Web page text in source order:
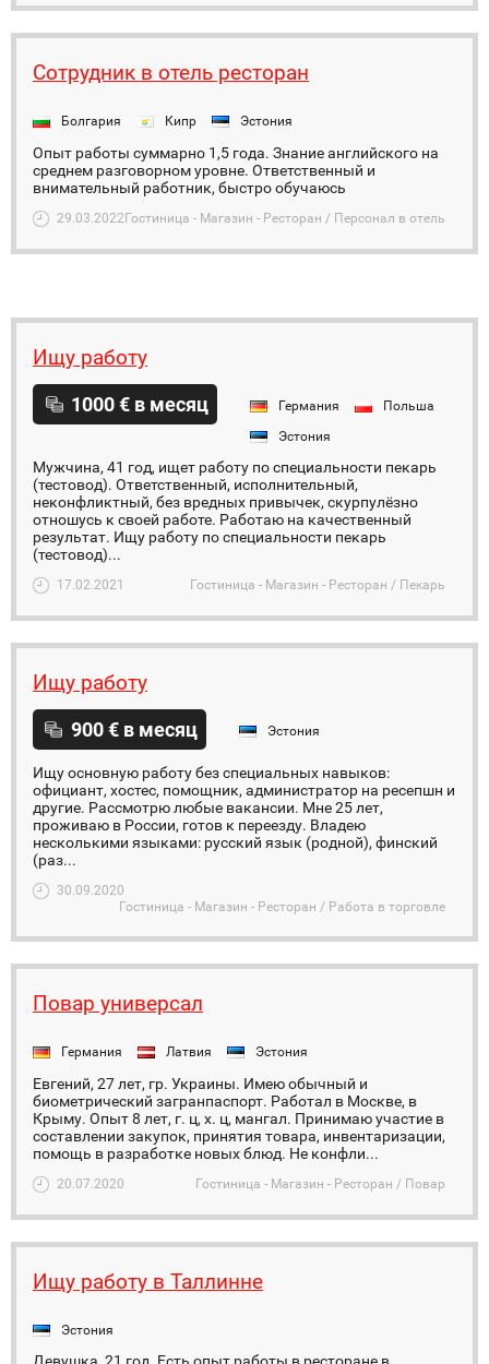
Сотрудник в отель ресторан
Болгария Кипр Эстония
Опыт работы суммарно 1,5 года. Знание английского на
среднем разговорном уровне. Ответственный и
внимательный работник, быстро обучаюсь
29.03.2022 Гостиница - Магазин - Ресторан / Персонал в отель
Ищу работу
1000 € в месяц Германия
Польша
Эстония
Мужчина, 41 год, ищет работу по специальности пекарь
(тестовод). Ответственный, исполнительный,
неконфликтный, без вредных привычек, скурпулёзно
отношусь к своей работе. Работаю на качественный
результат. Ищу работу по специальности пекарь
(тестовод)...
17.02.2021 Гостиница - Магазин - Ресторан / Пекарь
Ищу работу
900 € в месяц Эстония
Ищу основную работу без специальных навыков:
официант, хостес, помощник, администратор на ресепшн и
другие. Рассмотрю любые вакансии. Мне 25 лет,
проживаю в России, готов к переезду. Владею
несколькими языками: русский язык (родной), финский
(раз...
30.09.2020
Гостиница - Магазин - Ресторан / Работа в торговле
Повар универсал
Германия Латвия Эстония
Евгений, 27 лет, гр. Украины. Имею обычный и
биометрический загранпаспорт. Работал в Москве, в
Крыму. Опыт 8 лет, г. ц, х. ц, мангал. Принимаю участие в
составлении закупок, принятия товара, инвентаризации,
помощь в разработке новых блюд. Не конфли...
20.07.2020 Гостиница - Магазин - Ресторан / Повар
Ищу работу в Таллинне
Эстония